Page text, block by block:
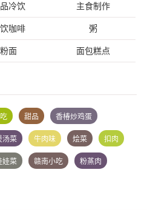
冷饮 主食制作
咖啡 粥
粉面 面包糕点
甜品 香椿炒鸡蛋
汤菜 牛肉味 烩菜 扣肉
娃菜 赣南小吃 粉蒸肉